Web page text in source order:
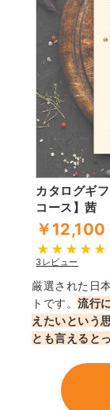
カタログギ
コース】茜
￥12,100
3レビュー
厳選された日
トです。流行
えたいという
とも言えると